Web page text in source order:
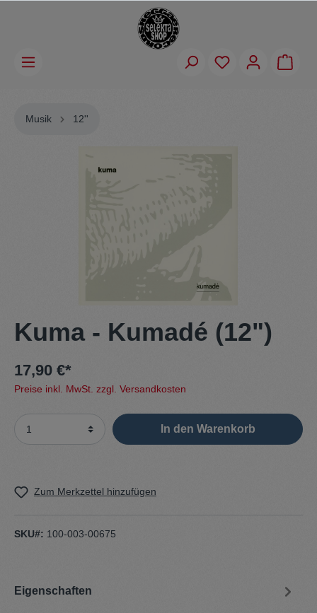
Musik 12''
Kuma - Kumadé (12")
17,90 €*
Preise inkl. MwSt. zzgl. Versandkosten
In den Warenkorb
Zum Merkzettel hinzufügen
SKU#: 100-003-00675
Eigenschaften